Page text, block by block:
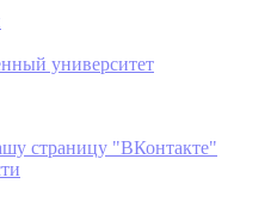
университет
страницу "ВКонтакте"